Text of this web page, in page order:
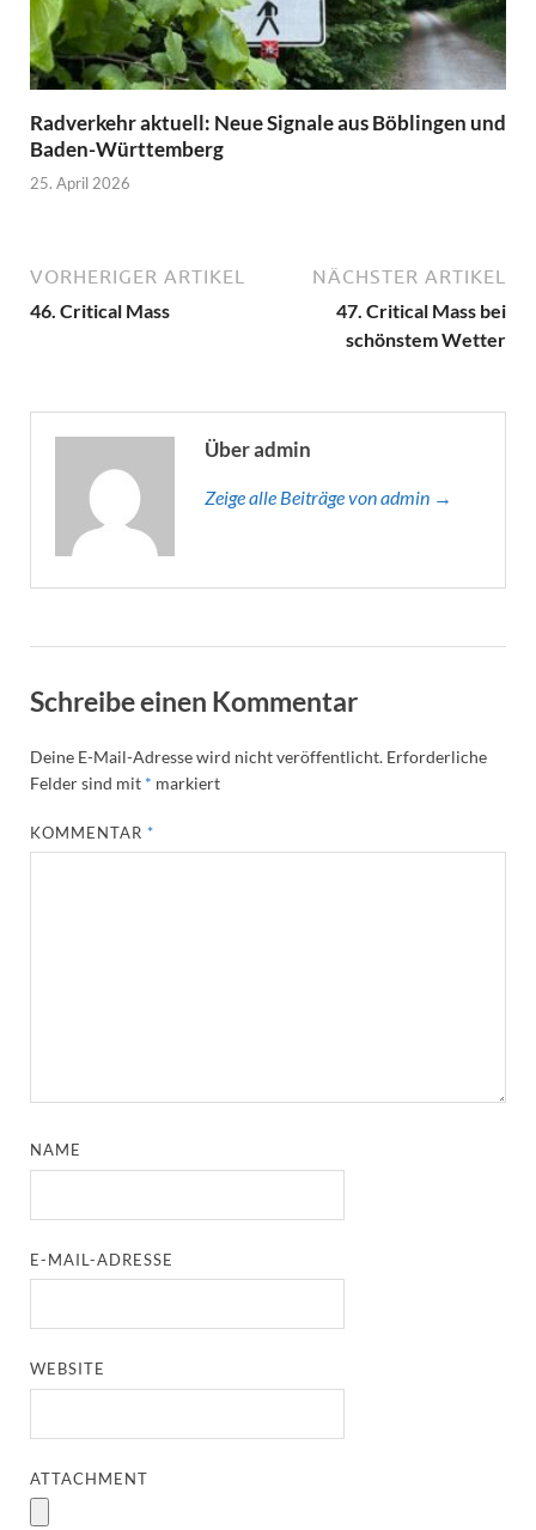
Radverkehr aktuell: Neue Signale aus Böblingen und
Baden-Württemberg
25. April 2026
VORHERIGER ARTIKEL
46. Critical Mass
NÄCHSTER ARTIKEL
47. Critical Mass bei
schönstem Wetter
Über admin
Zeige alle Beiträge von admin →
Schreibe einen Kommentar
Deine E-Mail-Adresse wird nicht veröffentlicht. Erforderliche
Felder sind mit * markiert
KOMMENTAR*
NAME
E-MAIL-ADRESSE
WEBSITE
ATTACHMENT